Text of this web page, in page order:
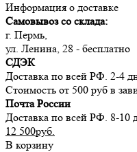
Информация о доставке
Самовывоз со склада:
г. Пермь,
ул. Ленина, 28 - бесплатно
СДЭК
Доставка по всей РФ. 2-4
Стоимость от 500 руб в
Почта России
Доставка по всей РФ. 8-10
12 500руб.
В корзину